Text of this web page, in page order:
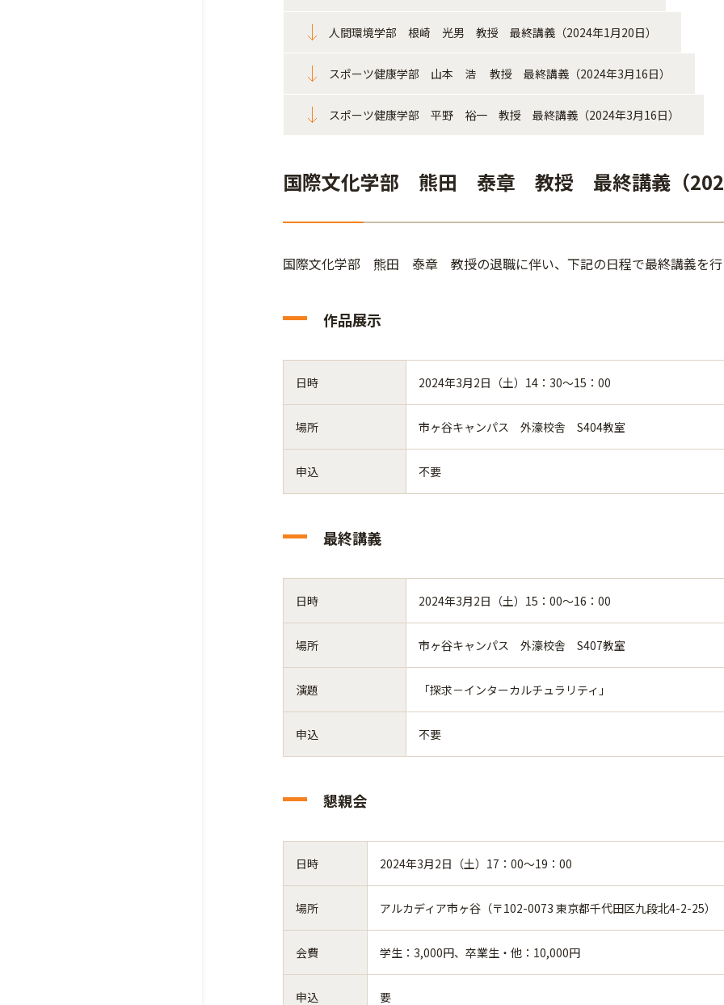
人間環境学部 根崎 光男 教授 最終講義（2024年1月20日）
スポーツ健康学部 山本 浩 教授 最終講義（2024年3月16日）
スポーツ健康学部 平野 裕一 教授 最終講義（2024年3月16日）
国際文化学部 熊田 泰章 教授 最終講義（
国際文化学部 熊田 泰章 教授の退職に伴い、下記の日程で最終講義を行
作品展示
日時 2024年3月2日（土）14：30～15：00
場所 市ヶ谷キャンパス 外濠校舎 S404教室
申込 不要
最終講義
日時 2024年3月2日（土）15：00～16：00
場所 市ヶ谷キャンパス 外濠校舎 S407教室
演題 「探求－インターカルチュラリティ」
申込 不要
懇親会
日時 2024年3月2日（土）17：00～19：00
場所 アルカディア市ヶ谷（〒102-0073 東京都千代田区九段北4-2-25）
会費 学生：3,000円、卒業生・他：10,000円
申込 要